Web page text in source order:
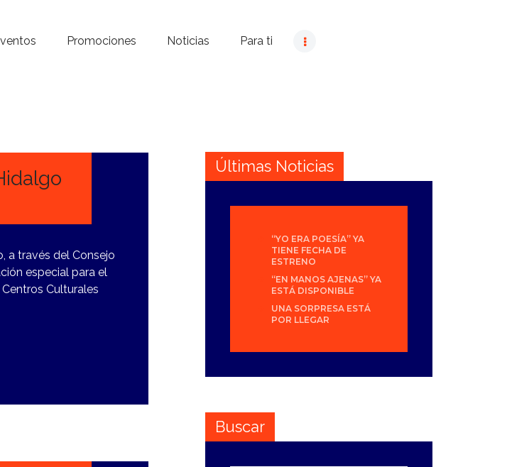
Promociones Noticias Para ti
a través del Consejo
especial para el
Culturales
Últimas Noticias
“YO ERA POESÍA” YA
TIENE FECHA DE
ESTRENO
“EN MANOS AJENAS” YA
ESTÁ DISPONIBLE
UNA SORPRESA ESTÁ
POR LLEGAR
Buscar